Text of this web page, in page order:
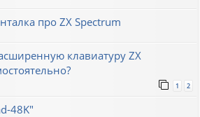
про ZX Spectrum
клавиатуру ZX
1 2
48K"